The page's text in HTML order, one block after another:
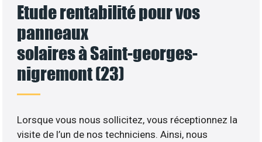
Etude rentabilité pour vos
panneaux
solaires à Saint-georges-
nigremont (23)
Lorsque vous nous sollicitez, vous réceptionnez la
visite de l’un de nos techniciens. Ainsi, nous